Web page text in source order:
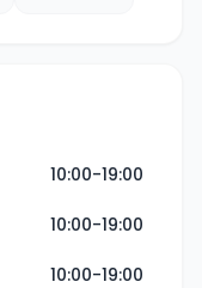
10:00-19:00
10:00-19:00
10:00-19:00